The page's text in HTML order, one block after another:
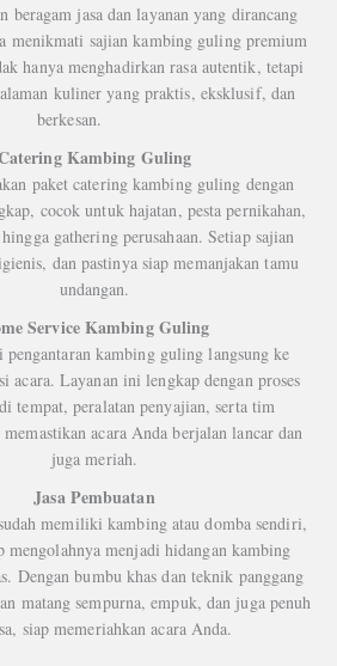
beragam jasa dan layanan yang dirancang
menikmati sajian kambing guling premium
hanya menghadirkan rasa autentik, tetapi
kuliner yang praktis, eksklusif, dan
berkesan.
Kambing Guling
paket catering kambing guling dengan
cocok untuk hajatan, pesta pernikahan,
gathering perusahaan. Setiap sajian
dan pastinya siap memanjakan tamu
undangan.
Service Kambing Guling
kambing guling langsung ke
acara. Layanan ini lengkap dengan proses
tempat, peralatan penyajian, serta tim
acara Anda berjalan lancar dan
juga meriah.
Jasa Pembuatan
memiliki kambing atau domba sendiri,
mengolahnya menjadi hidangan kambing
Dengan bumbu khas dan teknik panggang
matang sempurna, empuk, dan juga penuh
siap memeriahkan acara Anda.